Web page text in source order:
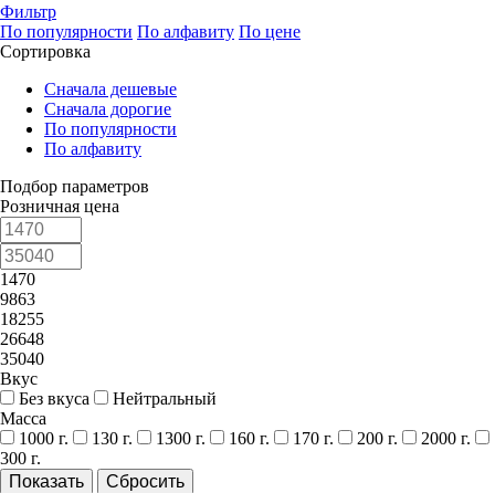
Фильтр
По популярности По алфавиту По цене
Сортировка
Сначала дешевые
Сначала дорогие
По популярности
По алфавиту
Подбор параметров
Розничная цена
1470
9863
18255
26648
35040
Вкус
Без вкуса
Нейтральный
Масса
1000 г.
130 г. 1300 г. 160 г. 170 г. 200 г.
2000 г.
300 г.